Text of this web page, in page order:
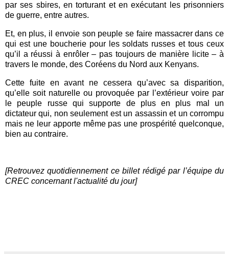
par ses sbires, en torturant et en exécutant les prisonniers
de guerre, entre autres.
Et, en plus, il envoie son peuple se faire massacrer dans ce
qui est une boucherie pour les soldats russes et tous ceux
qu’il a réussi à enrôler – pas toujours de manière licite – à
travers le monde, des Coréens du Nord aux Kenyans.
Cette fuite en avant ne cessera qu’avec sa disparition,
qu’elle soit naturelle ou provoquée par l’extérieur voire par
le peuple russe qui supporte de plus en plus mal un
dictateur qui, non seulement est un assassin et un corrompu
mais ne leur apporte même pas une prospérité quelconque,
bien au contraire.
[Retrouvez quotidiennement ce billet rédigé par l’équipe du
CREC concernant l'actualité du jour]